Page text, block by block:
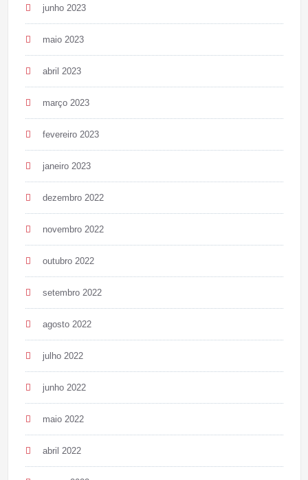
junho 2023
maio 2023
abril 2023
março 2023
fevereiro 2023
janeiro 2023
dezembro 2022
novembro 2022
outubro 2022
setembro 2022
agosto 2022
julho 2022
junho 2022
maio 2022
abril 2022